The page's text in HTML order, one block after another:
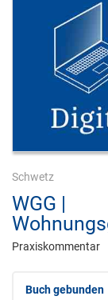
Schwetz
WGG |
Praxiskommentar
Buch gebunden